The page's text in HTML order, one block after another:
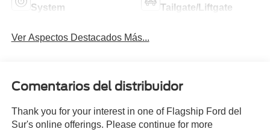
System
Tailgate/Liftgate
Ver Aspectos Destacados Más...
Comentarios del distribuidor
Thank you for your interest in one of Flagship Ford del
Sur's online offerings. Please continue for more